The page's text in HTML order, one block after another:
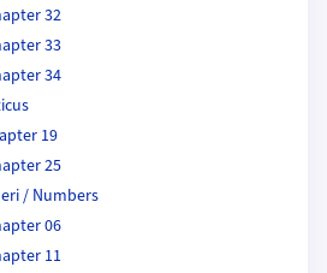
32
33
34
19
25
/ Numbers
06
11